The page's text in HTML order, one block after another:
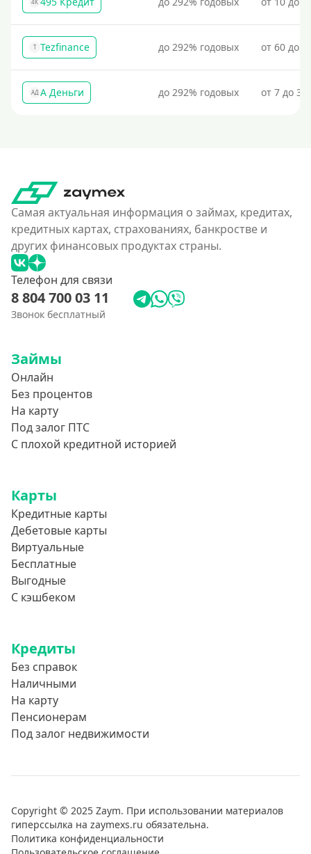
4К
T Tezfinance до 292% годовых от 60 до
АД А Деньги до 292% годовых от 7 до
Самая актуальная информация о займах, кредитах,
кредитных картах, страхованиях, банкростве и
других финансовых продуктах страны.
Телефон для связи
8 804 700 03 11
Звонок бесплатный
Займы
Онлайн
Без процентов
На карту
Под залог ПТС
С плохой кредитной историей
Карты
Кредитные карты
Дебетовые карты
Виртуальные
Бесплатные
Выгодные
С кэшбеком
Кредиты
Без справок
Наличными
На карту
Пенсионерам
Под залог недвижимости
Copyright © 2025 Zaym. При использовании материалов
гиперссылка на zaymexs.ru обязательна.
Политика конфиденциальности